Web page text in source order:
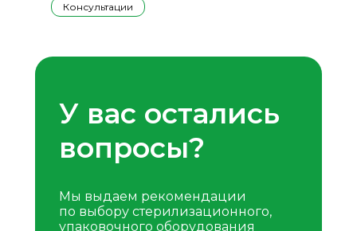
Консультации
У вас остались
вопросы?
Мы выдаем рекомендации
по выбору стерилизационного,
упаковочного оборудования